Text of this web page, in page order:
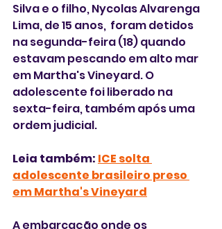
Silva e o filho, Nycolas Alvarenga
Lima, de 15 anos,  foram detidos
na segunda-feira (18) quando
estavam pescando em alto mar
em Martha's Vineyard. O
adolescente foi liberado na
sexta-feira, também após uma
ordem judicial.
Leia também: ICE solta
adolescente brasileiro preso
em Martha's Vineyard
A embarcação onde os